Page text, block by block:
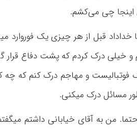
اینجا چی می‌کشم.
خداداد قبل از هر چیزی یک فوروارد
و خیلی درک کردم که پشت دفاع قرار
فوتبالیست و مهاجم درک کنم که
مسائل درک میکنی.
حتما. من به آقای خیابانی داشتم